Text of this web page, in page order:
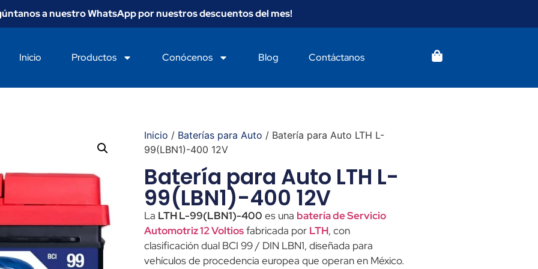
a nuestro WhatsApp por nuestros descuentos del mes!
Inicio Productos Conócenos Blog Contáctanos
Inicio / Baterías para Auto / Batería para Auto LTH L-
99(LBN1)-400 12V
Batería para Auto LTH L-
99(LBN1)-400 12V
La LTH L-99(LBN1)-400 es una batería de Servicio
Automotriz 12 Voltiosfabricada por LTH, con
clasificación dual BCI 99 / DIN LBN1, diseñada para
vehículos de procedencia europea que operan en México.